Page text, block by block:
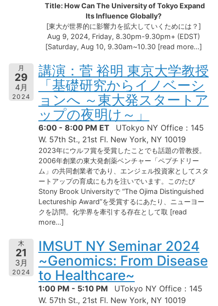
Title: How Can The University of Tokyo Expand
Its Influence Globally?
[東大が世界的に影響力を拡大していくためには？]
Aug 9, 2024, Friday, 8.30pm-9.30pm+ (EDST)
[Saturday, Aug 10, 9.30am~10.30 [read more…]
月
29
4月
2024
講演：菅 裕明 東京大学教授
「基礎研究からイノベーシ
ョンへ ～東大発スタートア
ップの夜明け～」
6:00 - 8:00 PM ET
UTokyo NY Office：145
W. 57th St., 21st Fl. New York, NY 10019
2023年にウルフ賞を受賞したことでも話題の菅教授。
2006年創業の東大発創薬ベンチャー「ペプチドリー
ム」の共同創業者であり、エンジェル投資家としてスタ
ートアップの育成にも力を注いでいます。このたび
Stony Brook Universityで “The Ojima Distinguished
Lectureship Award”を受賞するにあたり、ニューヨー
クを訪問。化学界を牽引する存在として取 [read
more…]
木
21
3月
2024
IMSUT NY Seminar 2024
~Genomics: From Disease
to Healthcare~
1:00 PM - 5:10 PM
UTokyo NY Office：145
W. 57th St., 21st Fl. New York, NY 10019